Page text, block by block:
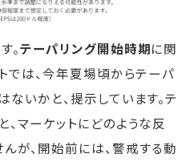
。テーパリング開始時期に関
では、今年夏場頃からテーパ
ないかと、提示しています。テ
、マーケットにどのような反
が、開始前には、警戒する動